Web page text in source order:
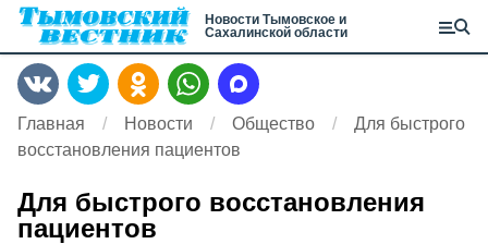
Новости Тымовское и
Сахалинской области
Главная Новости Общество
Для быстрого
восстановления пациентов
Для быстрого восстановления
пациентов